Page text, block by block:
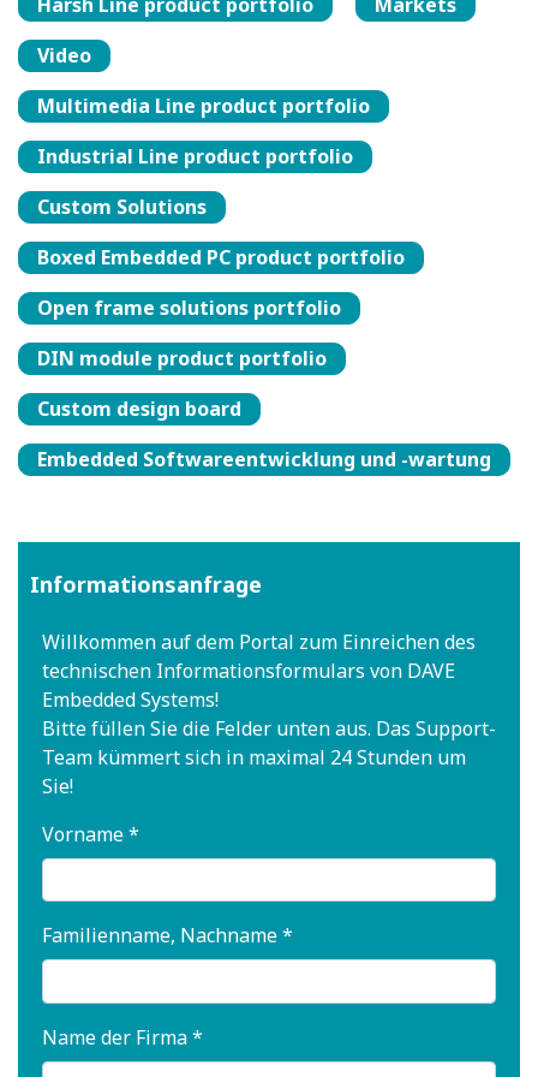
Video
Multimedia Line product portfolio
Industrial Line product portfolio
Custom Solutions
Boxed Embedded PC product portfolio
Open frame solutions portfolio
DIN module product portfolio
Custom design board
Embedded Softwareentwicklung und -wartung
Informationsanfrage
Willkommen auf dem Portal zum Einreichen des
technischen Informationsformulars von DAVE
Embedded Systems!
Bitte füllen Sie die Felder unten aus. Das Support-
Team kümmert sich in maximal 24 Stunden um
Sie!
Vorname *
Familienname, Nachname *
Name der Firma *